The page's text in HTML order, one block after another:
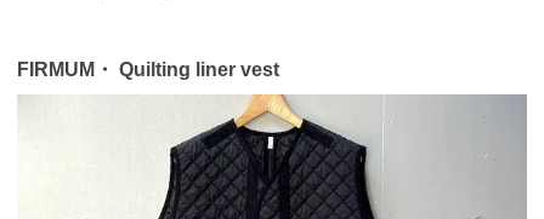
FIRMUM・ Quilting liner vest